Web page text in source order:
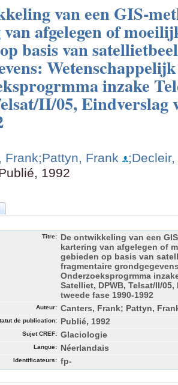
van een GIS-
afgelegen of
basis van
Wetenschappelijk
inzake
II/05, Eindverslag
Frank;Pattyn, Frank
1992
Titre:
De ontwikkeling van een
kartering van afgelegen of
gebieden op basis van
fragmentaire
Onderzoeksprogrmma
Satelliet, DPWB, Telsat/II/
tweede fase 1990-1992
Auteur: Canters, Frank; Pattyn,
de publication: Publié, 1992
Sujet CREF: Glaciologie
Langue: Néerlandais
Identificateurs: fp-